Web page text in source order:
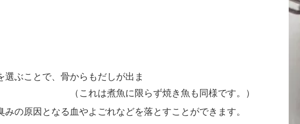
選ぶことで、骨からもだしが出ま
に限らず焼き魚も同様です。）
の原因となる血やよごれなどを落とすことができます。